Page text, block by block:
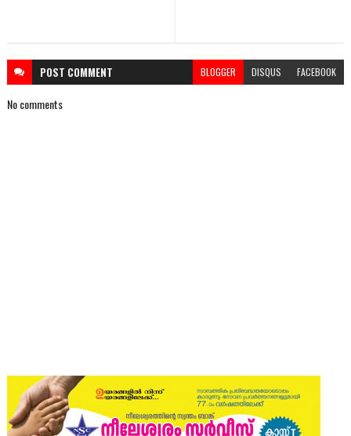
POST COMMENT BLOGGER DISQUS FACEBOOK
No comments